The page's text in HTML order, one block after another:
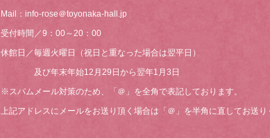
Mail：info-rose＠toyonaka-hall.jp
受付時間／9：00～20：00
休館日／毎週火曜日（祝日と重なった場合は翌平日）
及び年末年始12月29日から翌年1月3日
※スパムメール対策のため、「＠」を全角で表記しております。
上記アドレスにメールをお送り頂く場合は「＠」を半角に直してお送り